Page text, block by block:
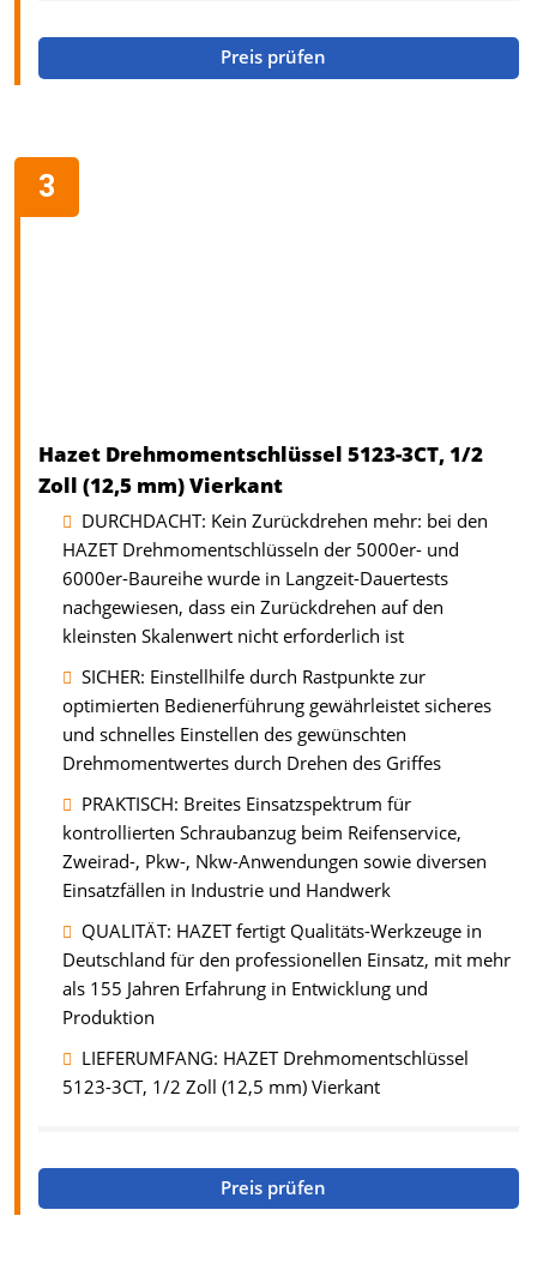
Preis prüfen
Hazet Drehmomentschlüssel 5123-3CT, 1/2
Zoll (12,5 mm) Vierkant
DURCHDACHT: Kein Zurückdrehen mehr: bei den
HAZET Drehmomentschlüsseln der 5000er- und
6000er-Baureihe wurde in Langzeit-Dauertests
nachgewiesen, dass ein Zurückdrehen auf den
kleinsten Skalenwert nicht erforderlich ist
SICHER: Einstellhilfe durch Rastpunkte zur
optimierten Bedienerführung gewährleistet sicheres
und schnelles Einstellen des gewünschten
Drehmomentwertes durch Drehen des Griffes
PRAKTISCH: Breites Einsatzspektrum für
kontrollierten Schraubanzug beim Reifenservice,
Zweirad-, Pkw-, Nkw-Anwendungen sowie diversen
Einsatzfällen in Industrie und Handwerk
QUALITÄT: HAZET fertigt Qualitäts-Werkzeuge in
Deutschland für den professionellen Einsatz, mit mehr
als 155 Jahren Erfahrung in Entwicklung und
Produktion
LIEFERUMFANG: HAZET Drehmomentschlüssel
5123-3CT, 1/2 Zoll (12,5 mm) Vierkant
Preis prüfen